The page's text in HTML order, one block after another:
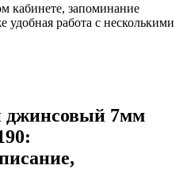
кабинете, запоминание
удобная работа с несколькими
джинсовый 7мм